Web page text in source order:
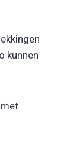
kunnen